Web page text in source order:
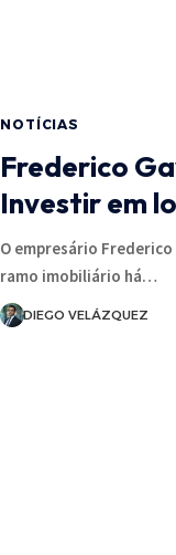
NOTÍCIAS
Frederico
Investir em
O empresário
ramo imobiliário há…
DIEGO VELÁZQUEZ